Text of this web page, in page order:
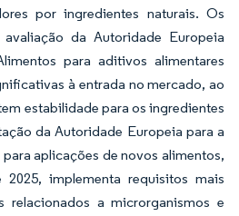
por ingredientes naturais. Os
da Autoridade Europeia
para aditivos alimentares
à entrada no mercado, ao
estabilidade para os ingredientes
da Autoridade Europeia para a
aplicações de novos alimentos,
implementa requisitos mais
relacionados a microrganismos e